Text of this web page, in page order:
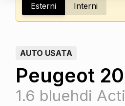
Esterni Interni
AUTO USATA
Peugeot
1.6 bluehdi